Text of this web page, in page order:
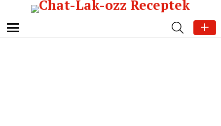
Menu
SEARCH